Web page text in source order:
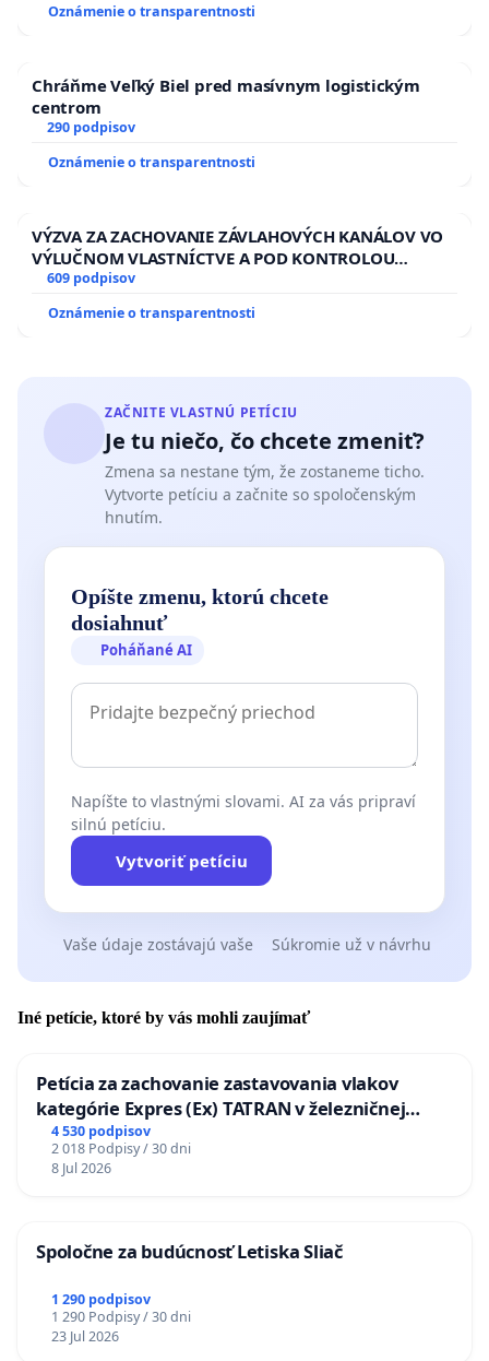
Oznámenie o transparentnosti
Chráňme Veľký Biel pred masívnym logistickým
centrom
290 podpisov
Oznámenie o transparentnosti
VÝZVA ZA ZACHOVANIE ZÁVLAHOVÝCH KANÁLOV VO
VÝLUČNOM VLASTNÍCTVE A POD KONTROLOU
SLOVENSKEJ REPUBLIKY & žiadosť na riešenie
kanálov na Slovensku
609 podpisov
Oznámenie o transparentnosti
ZAČNITE VLASTNÚ PETÍCIU
Je tu niečo, čo chcete zmeniť?
Zmena sa nestane tým, že zostaneme ticho.
Vytvorte petíciu a začnite so spoločenským
hnutím.
Opíšte zmenu, ktorú chcete
dosiahnuť
Poháňané AI
Napíšte to vlastnými slovami. AI za vás pripraví
silnú petíciu.
Vytvoriť petíciu
Vaše údaje zostávajú vaše Súkromie už v návrhu
Iné petície, ktoré by vás mohli zaujímať
Petícia za zachovanie zastavovania vlakov
kategórie Expres (Ex) TATRAN v železničnej
stanici Púchov
4 530 podpisov
2 018 Podpisy / 30 dni
8 Jul 2026
Spoločne za budúcnosť Letiska Sliač
1 290 podpisov
1 290 Podpisy / 30 dni
23 Jul 2026